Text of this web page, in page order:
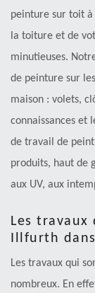
peinture sur toit
la toiture et de
minutieuses.
de peinture sur
maison : volets,
connaissances et
de travail de
produits, haut de
aux UV, aux
Les
Illfurth
Les travaux qui
nombreux. En